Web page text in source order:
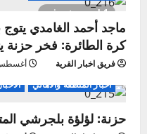
1 minute read
ماجد أحمد الغامدي
كرة الطائرة: فخر حزنة
فريق اخبار القرية أغسطس 24,
اخبار المنطقة والاهالي
حزنة: لؤلؤة بلجرشي